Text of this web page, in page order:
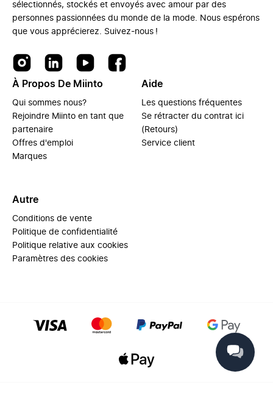
sélectionnés, stockés et envoyés avec amour par des
personnes passionnées du monde de la mode. Nous espérons
que vous apprécierez. Suivez-nous !
À Propos De Miinto
Qui sommes nous?
Rejoindre Miinto en tant que
partenaire
Offres d'emploi
Marques
Aide
Les questions fréquentes
Se rétracter du contrat ici
(Retours)
Service client
Autre
Conditions de vente
Politique de confidentialité
Politique relative aux cookies
Paramètres des cookies